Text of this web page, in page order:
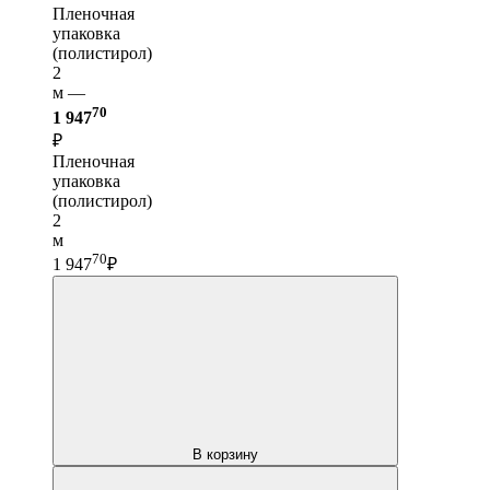
Пленочная
упаковка
(полистирол)
2
м —
1 94770
₽
Пленочная
упаковка
(полистирол)
2
м
1 94770₽
В корзину